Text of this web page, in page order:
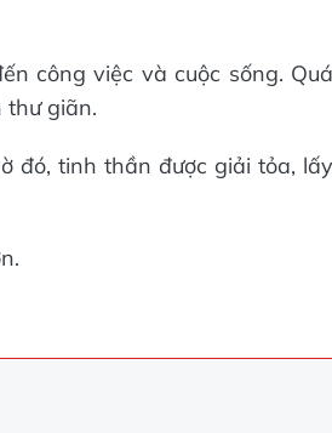
công việc và cuộc sống. Quá
thư giãn.
đó, tinh thần được giải tỏa, lấy